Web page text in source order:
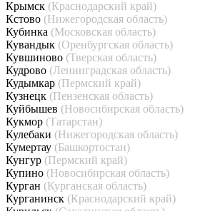
Крымск (Краснодарский край)
Кстово (Нижегородская область)
Кубинка (Московская область)
Кувандык (Оренбургская область)
Кувшиново (Тверская область)
Кудрово (Ленинградская область)
Кудымкар (Пермский край)
Кузнецк (Пензенская область)
Куйбышев (Новосибирская область)
Кукмор (Татарстан)
Кулебаки (Нижегородская область)
Кумертау (Башкортостан)
Кунгур (Пермский край)
Купино (Новосибирская область)
Курган (Курганская область)
Курганинск (Краснодарский край)